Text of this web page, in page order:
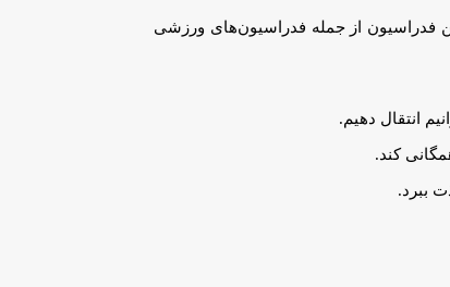
فدراسیون از جمله فدراسیون‌های ورزشی
انتقال دهيم.
کند.
ببرد.